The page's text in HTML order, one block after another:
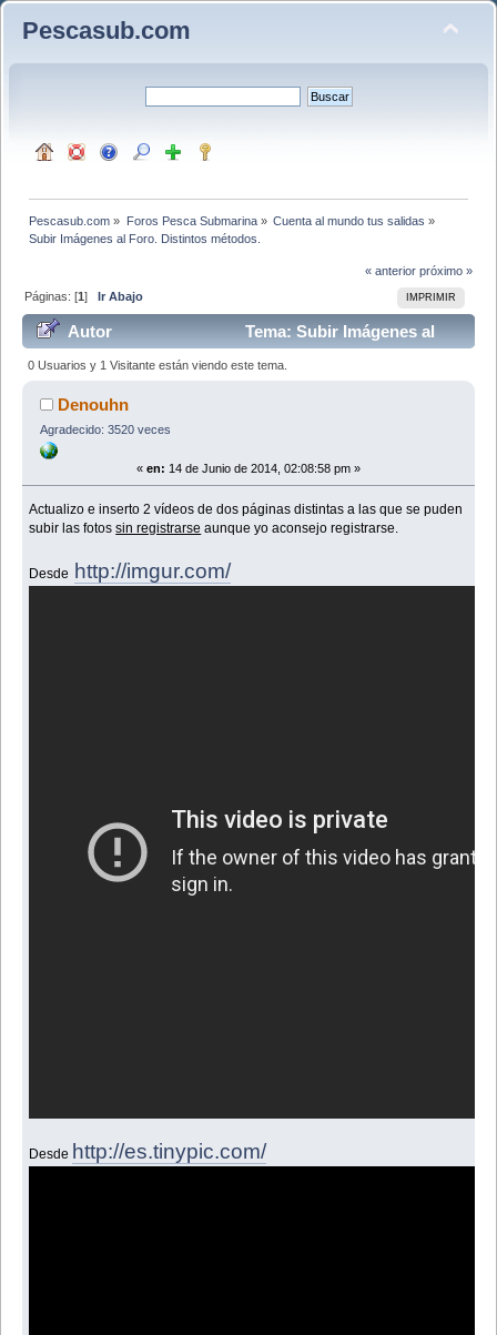
Pescasub.com
Pescasub.com » Foros Pesca Submarina» Cuenta al mundo tus salidas »
Subir Imágenes al Foro. Distintos métodos.
« anterior próximo »
IMPRIMIR
Páginas: [1]Ir Abajo
Autor
Tema: Subir Imágenes al
Foro. Distintos métodos. (Leído 48365 veces)
0 Usuarios y 1 Visitante están viendo este tema.
Denouhn
Agradecido: 3520 veces
« en: 14 de Junio de 2014, 02:08:58 pm »
Actualizo e inserto 2 vídeos de dos páginas distintas a las que se puden
subir las fotossin registrarse aunque yo aconsejo registrarse.
Desde http://imgur.com/
Desde http://es.tinypic.com/